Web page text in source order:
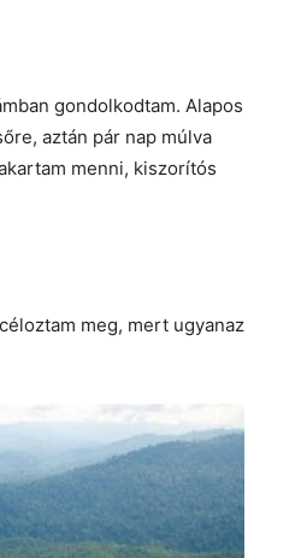
gondolkodtam. Alapos
aztán pár nap múlva
menni, kiszorítós
meg, mert ugyanaz